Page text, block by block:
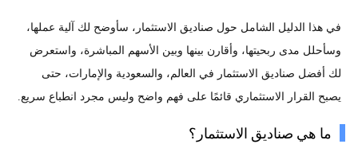
في هذا الدليل الشامل حول صناديق الاستثمار، سأوضح لك آلية عملها،
وسأحلل مدى ربحيتها، وأقارن بينها وبين الأسهم المباشرة، واستعرض
لك أفضل صناديق الاستثمار في العالم، والسعودية والإمارات، حتى
يصبح القرار الاستثماري قائمًا على فهم واضح وليس مجرد انطباع سريع.
ما هي صناديق الاستثمار؟